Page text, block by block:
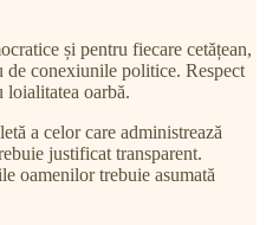
și pentru fiecare cetățean,
de conexiunile politice. Respect
loialitatea oarbă.
a celor care administrează
justificat transparent.
oamenilor trebuie asumată